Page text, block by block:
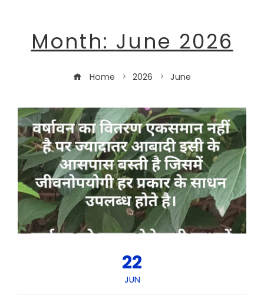
Month: June 2026
Home 2026 June
22
JUN